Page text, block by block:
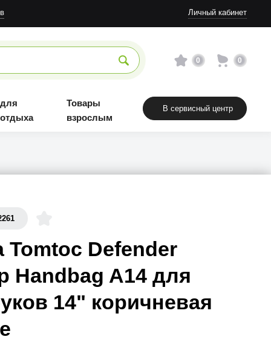
Личный кабинет
0 0
Товары
взрослым
В сервисный центр
Tomtoc Defender
Handbag A14 для
14" коричневая